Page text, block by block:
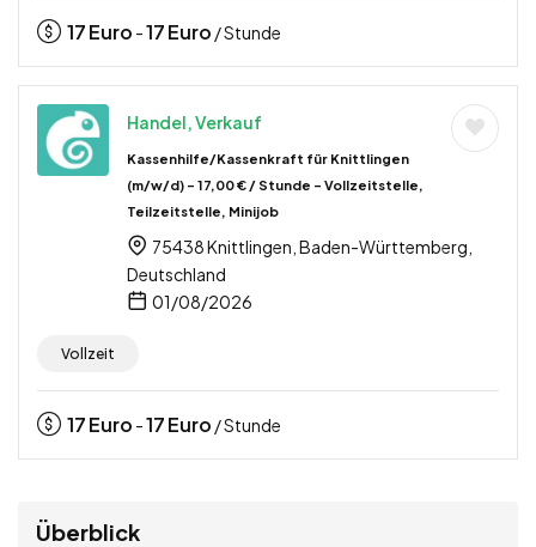
17Euro -17Euro / Stunde
Handel, Verkauf
Kassenhilfe/Kassenkraft für Knittlingen
(m/w/d) – 17,00 € / Stunde – Vollzeitstelle,
Teilzeitstelle, Minijob
75438 Knittlingen, Baden-Württemberg,
Deutschland
01/08/2026
Vollzeit
17Euro -17Euro / Stunde
Überblick